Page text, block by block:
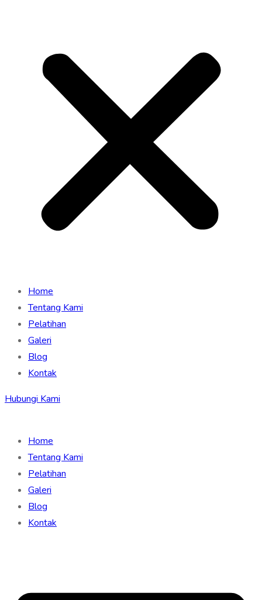
Home
Tentang Kami
Pelatihan
Galeri
Blog
Kontak
Hubungi Kami
Home
Tentang Kami
Pelatihan
Galeri
Blog
Kontak